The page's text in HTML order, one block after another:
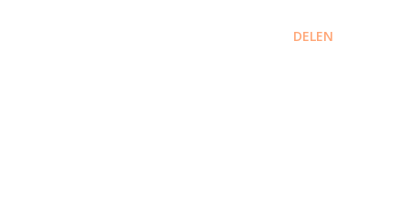
DELEN